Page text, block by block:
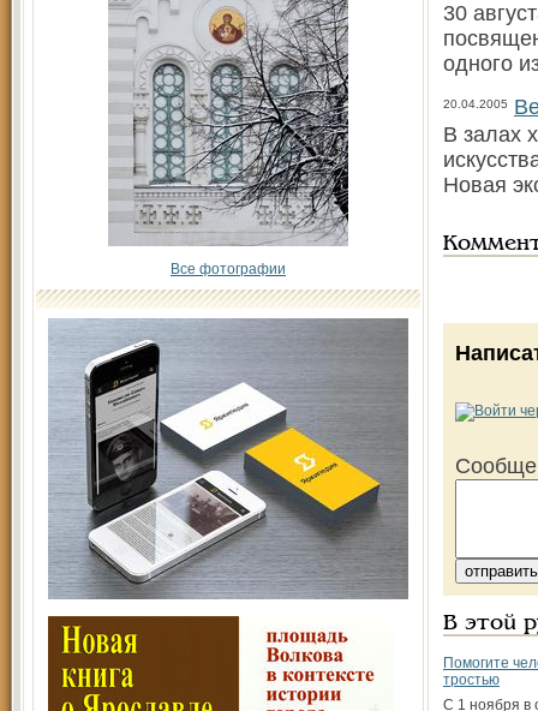
Все фотографии
30
одного
20.04.2005
В залах
Новая
В этой
Помогите
тростью
С 1 ноября в